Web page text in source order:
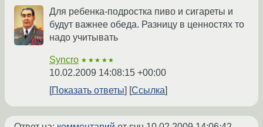
Для ребенка-подростка пиво и сигареты и
будут важнее обеда. Разницу в ценностях то
надо учитывать
Syncro ★★★★★
10.02.2009 14:08:15 +00:00
Показать ответы
Ссылка